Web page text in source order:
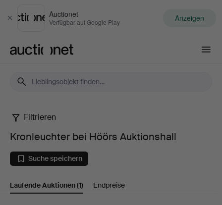
Schließen
Auctionet
Verfügbar auf Google Play Anzeigen
Kronleuchter
bei
Höörs
Auktionshall
Filtrieren
Kronleuchter bei Höörs Auktionshall
Suche speichern
Laufende Auktionen(1) Endpreise